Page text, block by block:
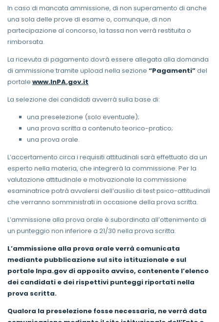
In caso di mancata ammissione, di non superamento di anche
una sola delle prove di esame o, comunque, di non
partecipazione al concorso, la tassa non verrà restituita o
rimborsata.
La ricevuta di pagamento dovrà essere allegata alla domanda
di ammissione tramite upload nella sezione “Pagamenti”del
portale www.InPA.gov.it
La selezione dei candidati avverrà sulla base di:
una preselezione (solo eventuale);
una prova scritta a contenuto teorico-pratico;
una prova orale.
L’accertamento circa i requisiti attitudinali sarà effettuato da un
esperto nella materia, che integrerà la commissione. Per la
valutazione attitudinale e motivazionale la commissione
esaminatrice potrà avvalersi dell’ausilio di test psico-attitudinali
che verranno somministrati in occasione della prova scritta.
L’ammissione alla prova orale è subordinata all’ottenimento di
un punteggio non inferiore a 21/30 nella prova scritta.
L’ammissione alla prova orale verrà comunicata
mediante pubblicazione sul sito istituzionale e sul
portale Inpa.gov di apposito avviso, contenente l’elenco
dei candidati e dei rispettivi punteggi riportati nella
prova scritta.
Qualora la preselezione fosse necessaria, ne verrà data